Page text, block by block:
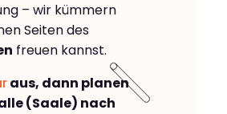
– wir kümmern
Seiten des
freuen kannst.
aus, dann planen
(Saale) nach